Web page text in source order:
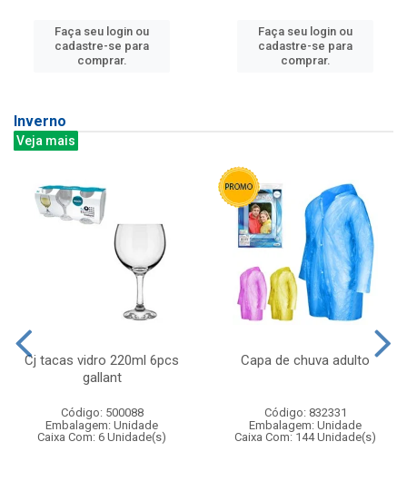
Faça seu login ou
cadastre-se para
comprar.
Faça seu login ou
cadastre-se para
comprar.
Inverno
Veja mais
Cj tacas vidro 220ml 6pcs
gallant
Código: 500088
Embalagem: Unidade
Caixa Com: 6 Unidade(s)
Capa de chuva adulto
Código: 832331
Embalagem: Unidade
Caixa Com: 144 Unidade(s)